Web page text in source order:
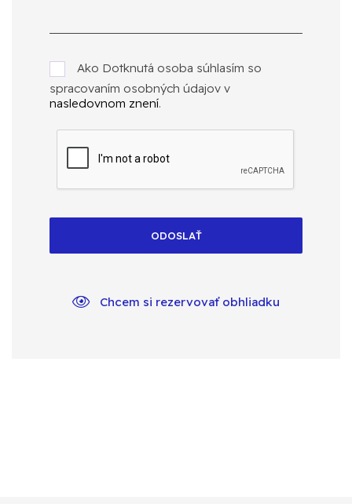
Ako Dotknutá osoba súhlasím so
spracovaním osobných údajov v
nasledovnom znení.
ODOSLAŤ
Chcem si rezervovať obhliadku